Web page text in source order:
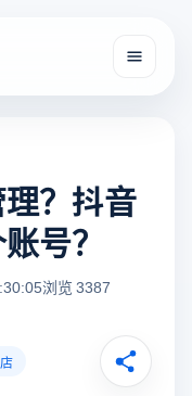
？抖音
号？
浏览 3387